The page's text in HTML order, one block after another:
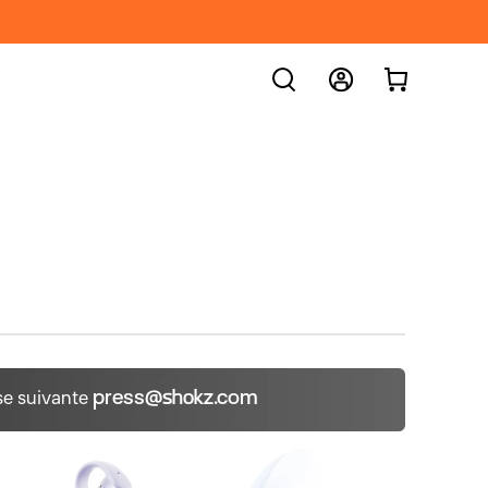
suivante press@shokz.com